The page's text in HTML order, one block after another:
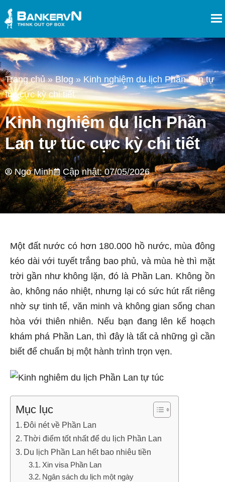
Trang chủ»Blog»Kinh nghiệm du lịch Phần Lan tự
túc cực kỳ chi tiết
Kinh nghiệm du lịch Phần
Lan tự túc cực kỳ chi tiết
Ngo Minh Cập nhật: 07/05/2026
Một đất nước có hơn 180.000 hồ nước, mùa đông
kéo dài với tuyết trắng bao phủ, và mùa hè thì mặt
trời gần như không lặn, đó là Phần Lan. Không ồn
ào, không náo nhiệt, nhưng lại có sức hút rất riêng
nhờ sự tinh tế, văn minh và không gian sống chan
hòa với thiên nhiên. Nếu bạn đang lên kế hoạch
khám phá Phần Lan, thì đây là tất cả những gì cần
biết để chuẩn bị một hành trình trọn vẹn.
Mục lục
Đôi nét về Phần Lan
Thời điểm tốt nhất để du lịch Phần Lan
Du lịch Phần Lan hết bao nhiêu tiền
Xin visa Phần Lan
Ngân sách du lịch một ngày